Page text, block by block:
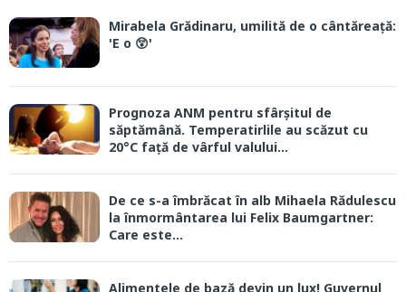
Mirabela Grădinaru, umilită de o cântăreață:
'E o 😲'
Prognoza ANM pentru sfârșitul de
săptămână. Temperatirlile au scăzut cu
20°C față de vârful valului...
De ce s-a îmbrăcat în alb Mihaela Rădulescu
la înmormântarea lui Felix Baumgartner:
Care este...
Alimentele de bază devin un lux! Guvernul